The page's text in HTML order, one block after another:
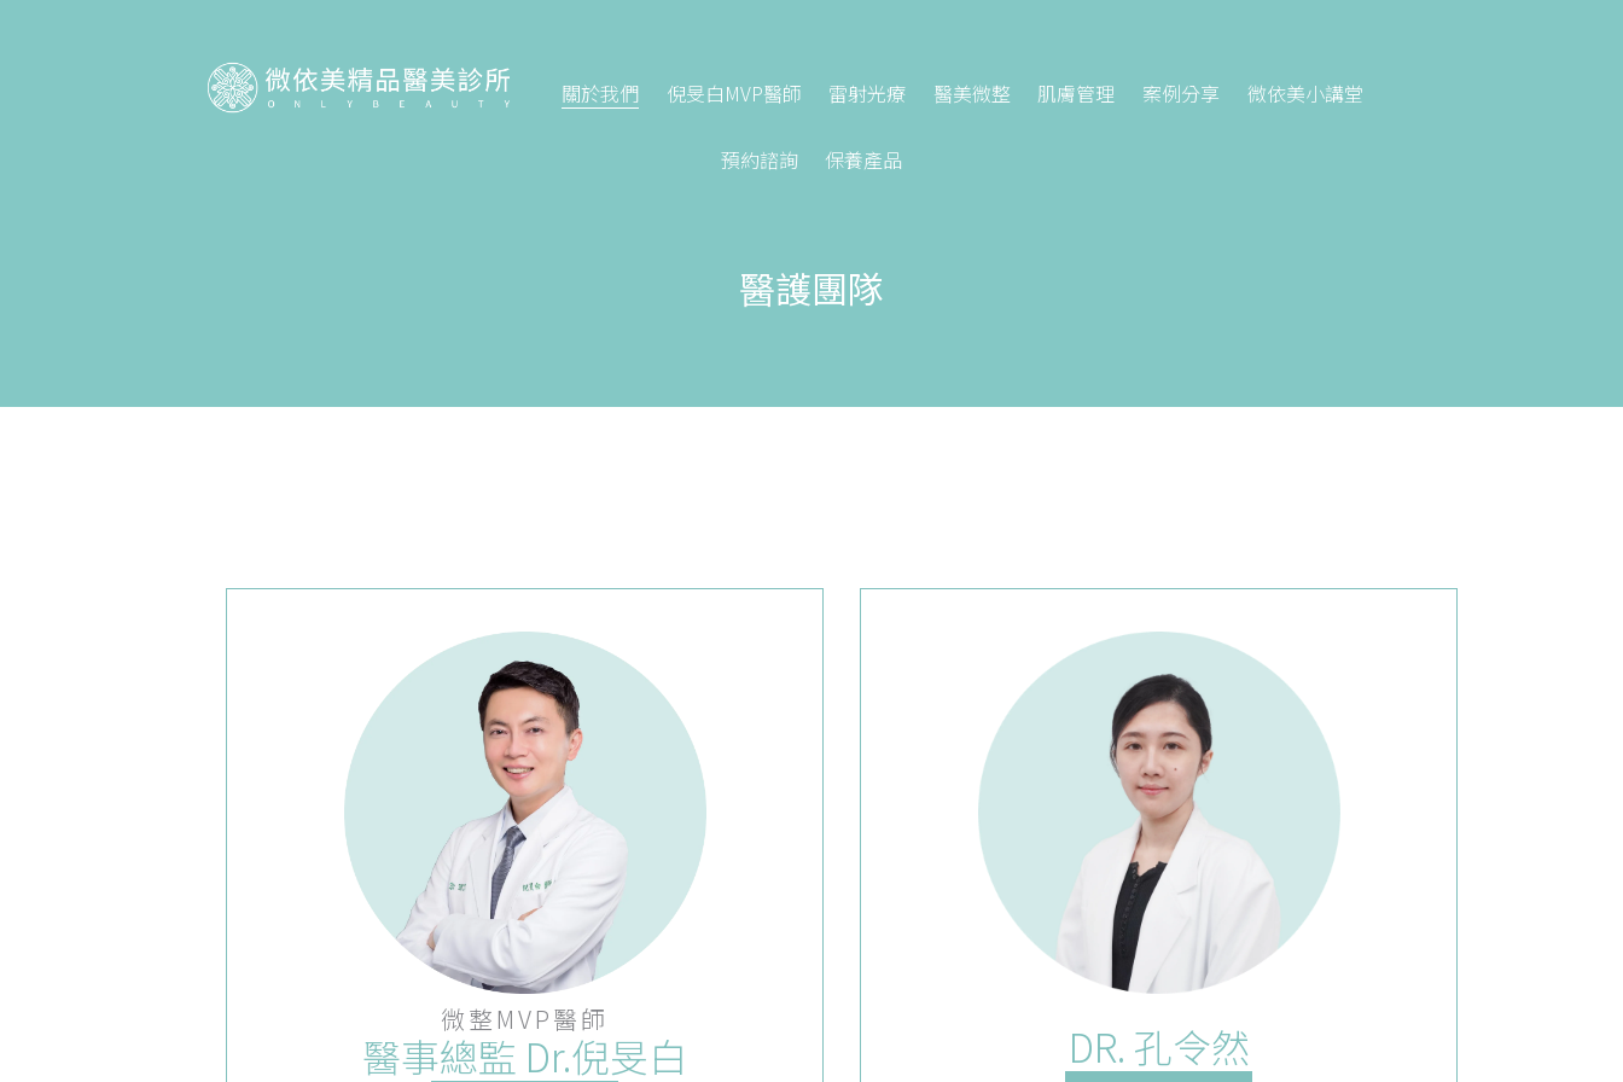
關於我們 倪旻白MVP醫師 雷射光療 醫美微整 肌膚管理 案例分享 微依美小講堂
預約諮詢 保養產品
醫護團隊
微整MVP醫師
醫事總監 Dr.倪旻白 DR. 孔令然